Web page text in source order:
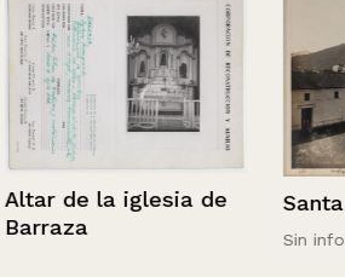
Altar de la iglesia de
Barraza
Sin